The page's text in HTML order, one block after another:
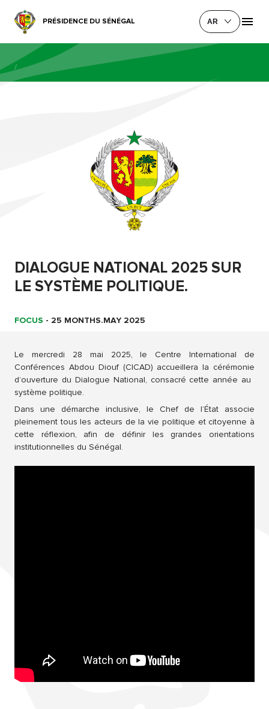
PRÉSIDENCE DU SÉNÉGAL AR
/
DIALOGUE NATIONAL 2025 SUR
LE SYSTÈME POLITIQUE.
FOCUS - 25 MONTHS.MAY 2025
Le mercredi 28 mai 2025, le Centre International de
Conférences Abdou Diouf (CICAD) accueillera la cérémonie
d’ouverture du Dialogue National, consacré cette année au
système politique.
Dans une démarche inclusive, le Chef de l’État associe
pleinement tous les acteurs de la vie politique et citoyenne à
cette réflexion, afin de définir les grandes orientations
institutionnelles du Sénégal.